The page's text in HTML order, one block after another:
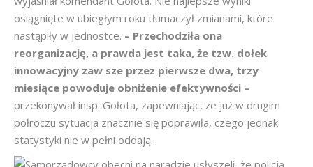
osiągnięte w ubiegłym roku tłumaczył zmianami, które
nastąpiły w jednostce. – Przechodziła ona
reorganizację, a prawda jest taka, że tzw. dołek
innowacyjny zaw sze przez pierwsze dwa, trzy
miesiące powoduje obniżenie efektywności –
przekonywał insp. Gołota, zapewniając, że już w drugim
półroczu sytuacja znacznie się poprawiła, czego jednak
statystyki nie w pełni oddają.